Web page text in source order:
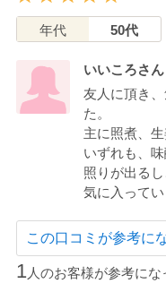
年代 50代
いいころさん
友人に頂き
た。
主に照煮、
いずれも、
照りが出る
気に入ってい
この口コミが参考に
1 人のお客様が参考に